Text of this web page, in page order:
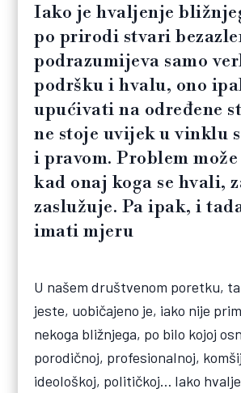
Iako je hvaljenje
po prirodi stvari
podrazumijeva samo
podršku i hvalu, ono
upućivati na određene
ne stoje uvijek u vinklu
i pravom. Problem
kad onaj koga se hvali,
zaslužuje. Pa ipak, i
imati mjeru
U našem društvenom poretku,
jeste, uobičajeno je, iako nije
nekoga bližnjega, po bilo kojoj
porodičnoj, profesionalnoj,
ideološkoj, političkoj… Iako